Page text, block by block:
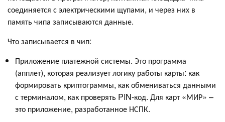
соединяется с электрическими щупами, и через них в
память чипа записываются данные.
Что записывается в чип:
Приложение платежной системы. Это программа
(апплет), которая реализует логику работы карты: как
формировать криптограммы, как обмениваться данными
с терминалом, как проверять PIN-код. Для карт «МИР» –
это приложение, разработанное НСПК.